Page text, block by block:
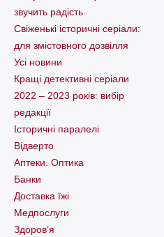
звучить радість
Свіженькі історичні серіали:
для змістовного дозвілля
Усі новини
Кращі детективні серіали
2022 – 2023 років: вибір
редакції
Історичні паралелі
Відверто
Аптеки. Оптика
Банки
Доставка їжі
Медпослуги
Здоров’я